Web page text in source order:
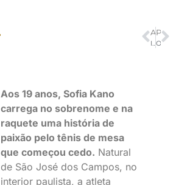
Aos 19 anos, Sofia Kano
carrega no sobrenome e na
raquete uma história de
paixão pelo tênis de mesa
que começou cedo. Natural
de São José dos Campos, no
interior paulista, a atleta
ANTERIOR
Inglaterra e Congo; Bélgica e Senegal; EUA e Bósnia jogam nesta quarta
PRÓXIMO
Oito em cada 10 mortos em ações policiais são negros, mostra relatório